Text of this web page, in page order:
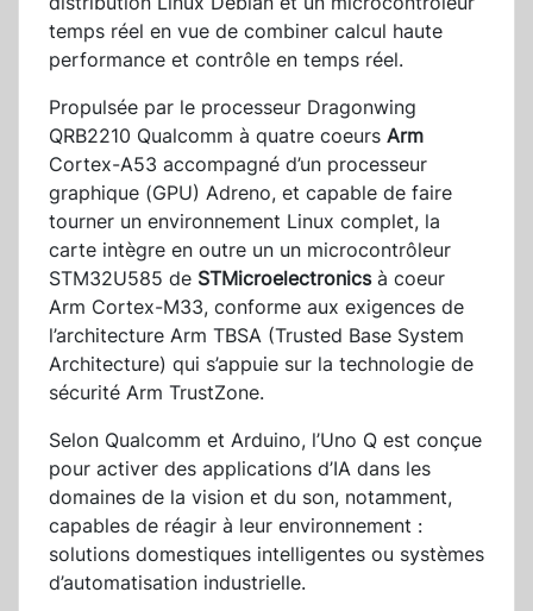
temps réel en vue de combiner calcul haute
performance et contrôle en temps réel.
Propulsée par le processeur Dragonwing
QRB2210 Qualcomm à quatre coeurs Arm
Cortex-A53 accompagné d’un processeur
graphique (GPU) Adreno, et capable de faire
tourner un environnement Linux complet, la
carte intègre en outre un un microcontrôleur
STM32U585 de STMicroelectronicsà coeur
Arm Cortex-M33, conforme aux exigences de
l’architecture Arm TBSA (Trusted Base System
Architecture) qui s’appuie sur la technologie de
sécurité Arm TrustZone.
Selon Qualcomm et Arduino, l’Uno Q est conçue
pour activer des applications d’IA dans les
domaines de la vision et du son, notamment,
capables de réagir à leur environnement :
solutions domestiques intelligentes ou systèmes
d’automatisation industrielle.